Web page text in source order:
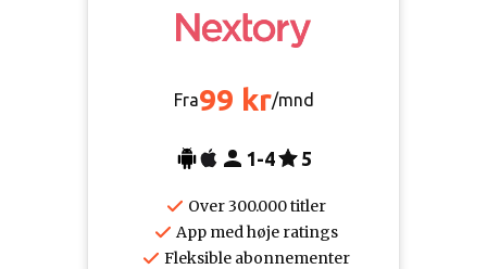
Fra99 kr/mnd
1-4 5
Over 300.000 titler
App med høje ratings
Fleksible abonnementer